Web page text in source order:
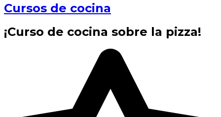
Cursos de cocina
¡Curso de cocina sobre la pizza!